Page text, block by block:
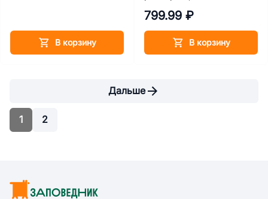
В корзину
799.99 ₽
В корзину
Дальше
1 2